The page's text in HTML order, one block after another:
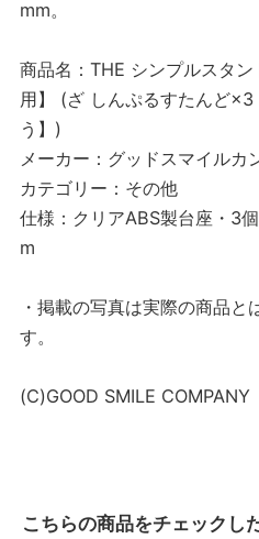
mm。
商品名：THE シンプルスタ
用】 (ざ しんぷるすたんど×3
う】)
メーカー：グッドスマイルカ
カテゴリー：その他
仕様：クリアABS製台座・3
m
・掲載の写真は実際の商品と
す。
(C)GOOD SMILE COMPANY
こちらの商品をチェックし